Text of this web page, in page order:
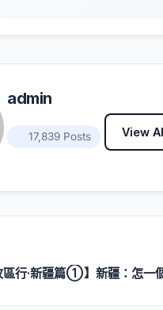
admin
17,839 Posts View
行·新疆篇①】新疆：怎一